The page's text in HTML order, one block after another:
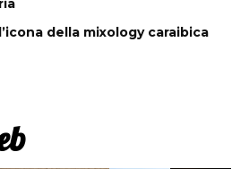
della mixology caraibica